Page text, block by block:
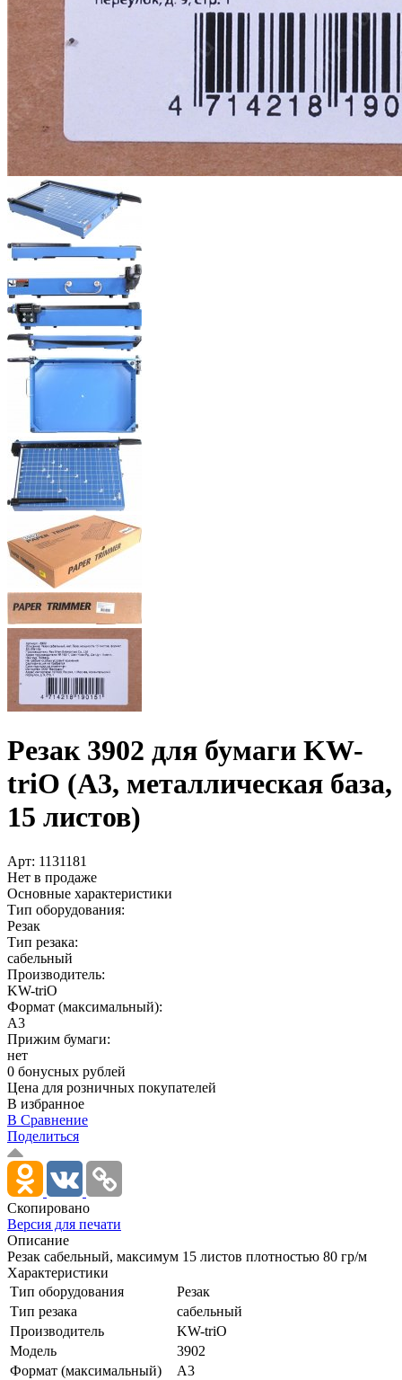
Резак 3902 для бумаги KW-
triO (А3, металлическая база,
15 листов)
Арт: 1131181
Нет в продаже
Основные характеристики
Тип оборудования:
Резак
Тип резака:
сабельный
Производитель:
KW-triO
Формат (максимальный):
A3
Прижим бумаги:
нет
0 бонусных рублей
Цена для розничных покупателей
В избранное
В Сравнение
Поделиться
Скопировано
Версия для печати
Описание
Резак сабельный, максимум 15 листов плотностью 80 гр/­м
Характеристики
Тип оборудования
Резак
Тип резака
сабельный
Производитель
KW-triO
Модель
3902
Формат (максимальный)
A3